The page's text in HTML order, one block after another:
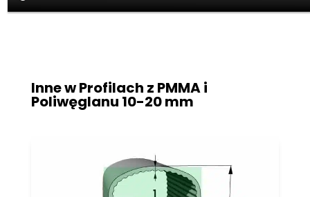
Inne w Profilach z PMMA i
Poliwęglanu 10-20 mm